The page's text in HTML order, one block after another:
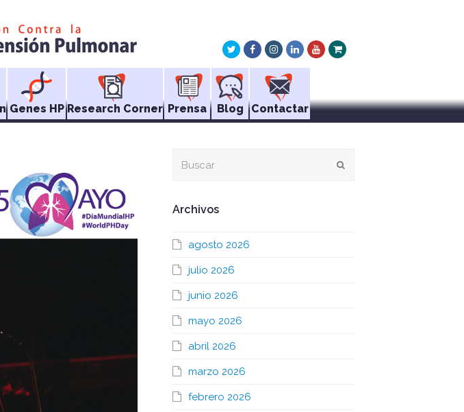
TwitterFacebookInstagram
LinkedInYoutube
Xing
Genes HP Research Corner Prensa Blog Contactar
Archivos
agosto 2026
julio 2026
junio 2026
mayo 2026
abril 2026
marzo 2026
febrero 2026